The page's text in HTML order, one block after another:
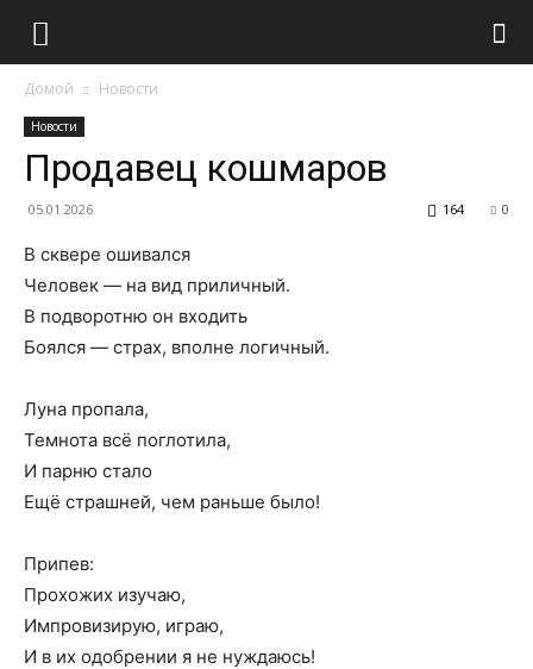
Домой Новости
Новости
Продавец кошмаров
05.01.2026 0
164
В сквере ошивался
Человек — на вид приличный.
В подворотню он входить
Боялся — страх, вполне логичный.
Луна пропала,
Темнота всё поглотила,
И парню стало
Ещё страшней, чем раньше было!
Припев:
Прохожих изучаю,
Импровизирую, играю,
И в их одобрении я не нуждаюсь!